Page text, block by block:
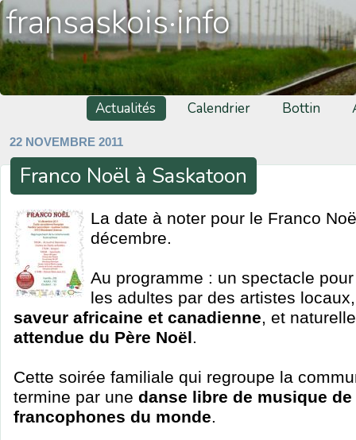
fransaskois·info
Actualités Calendrier Bottin
22 NOVEMBRE 2011
Franco Noël à Saskatoon
La date à noter pour le Franco
décembre.
Au programme : un spectacle
les adultes par des artistes
saveur africaine et canadienne, et
attendue du Père Noël.
Cette soirée familiale qui regroupe la
termine par une danse libre de musique
francophones du monde.